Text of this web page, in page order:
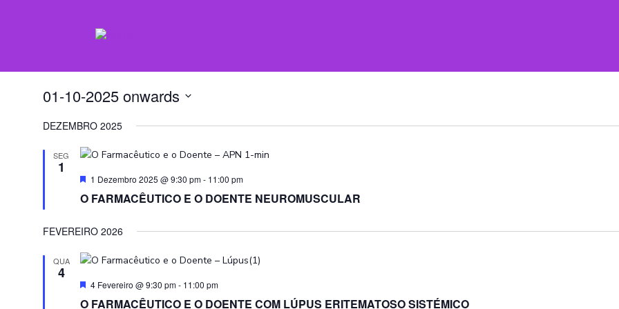
01-10-2025 onwards
date.
DEZEMBRO 2025
SEG
1
Featured
1 Dezembro 2025 @ 9:30 pm- 11:00 pm
O FARMACÊUTICO E O DOENTE NEUROMUSCULAR
FEVEREIRO 2026
QUA
4
Featured
4 Fevereiro @ 9:30 pm- 11:00 pm
O FARMACÊUTICO E O DOENTE COM LÚPUS ERITEMATOSO SISTÉMICO